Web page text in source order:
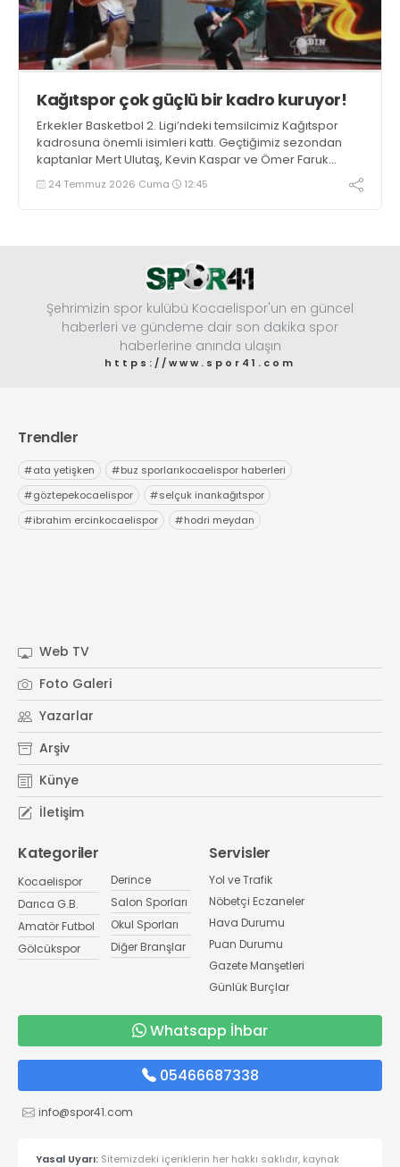
Kağıtspor çok güçlü bir kadro kuruyor!
Erkekler Basketbol 2. Ligi’ndeki temsilcimiz Kağıtspor
kadrosuna önemli isimleri kattı. Geçtiğimiz sezondan
kaptanlar Mert Ulutaş, Kevin Kaspar ve Ömer Faruk
Ermat ile yola devam edildi. Takıma 3 oyuncu daha
eklenecek.
24 Temmuz 2026 Cuma 12:45
Şehrimizin spor kulübü Kocaelispor'un en güncel
haberleri ve gündeme dair son dakika spor
haberlerine anında ulaşın
https://www.spor41.com
Trendler
#ata yetişken #buz sporlarıkocaelispor haberleri
#göztepekocaelispor #selçuk inankağıtspor
#ibrahim ercinkocaelispor #hodri meydan
Web TV
Foto Galeri
Yazarlar
Arşiv
Künye
İletişim
Kategoriler
Kocaelispor
Darıca G.B.
Amatör Futbol
Gölcükspor
Derince
Salon Sporları
Okul Sporları
Diğer Branşlar
Servisler
Yol ve Trafik
Nöbetçi Eczaneler
Hava Durumu
Puan Durumu
Gazete Manşetleri
Günlük Burçlar
Whatsapp İhbar
05466687338
info@spor41.com
Yasal Uyarı: Sitemizdeki içeriklerin her hakkı saklıdır, kaynak